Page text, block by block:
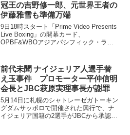
冠王の吉野修一郎、元世界王者の
伊藤雅雪も準備万端
9日18時スタート「Prime Video Presents
Live Boxing」の開幕カード、
OPBF&WBOアジアパシフィック・ライ
浜光）も7日の記者会見に出席...
前代未聞 ナイジェリア人選手替
え玉事件 プロモーター平仲信明
会長とJBC萩原実理事長が謝罪
5月14日に札幌のシャトレーゼガトーキン
グダムサッポロで開催された興行で、ナ
イジェリア国籍の2選手がJBCから承認を